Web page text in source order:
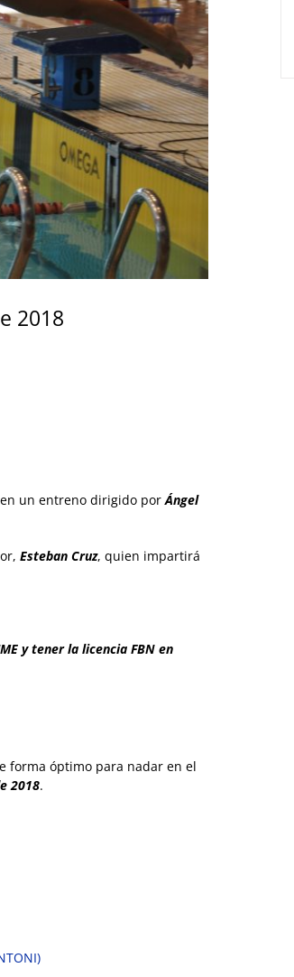
2018
un entreno dirigido porÁngel
Esteban Cruz, quien impartirá
y tener la licencia FBN en
forma óptimo para nadar en el
2018.